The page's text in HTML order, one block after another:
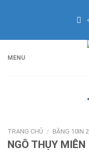
MENU
TRANG CHỦ / BĂNG 10IN
NGÔ THỤY MIÊN